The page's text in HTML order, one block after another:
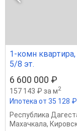
1-комн
5/8 эт.
6 600 000 ₽
157 143 ₽ за м2
Ипотека от 35 128
Республика
Махачкала,